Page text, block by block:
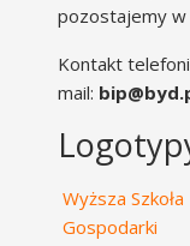
pozostajemy w
Kontakt
mail:
Wyższa Szkoła
Gospodarki